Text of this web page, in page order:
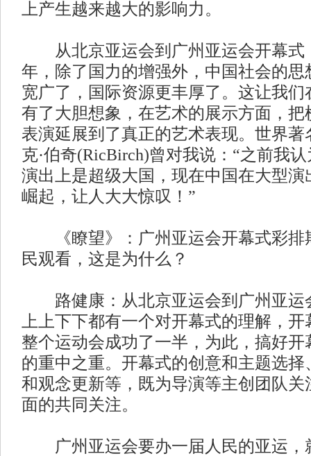
上产生越来越大的影响力。
从北京亚运会到广州亚运会开幕式
年，除了国力的增强外，中国社会的思
宽广了，国际资源更丰厚了。这让我们
有了大胆想象，在艺术的展示方面，把
表演延展到了真正的艺术表现。世界著
克·伯奇(RicBirch)曾对我说：“之前我
演出上是超级大国，现在中国在大型演
崛起，让人大大惊叹！”
《瞭望》：广州亚运会开幕式彩排
民观看，这是为什么？
路健康：从北京亚运会到广州亚运
上上下下都有一个对开幕式的理解，
整个运动会成功了一半，为此，搞好开
的重中之重。开幕式的创意和主题选择
和观念更新等，既为导演等主创团队关
面的共同关注。
广州亚运会要办一届人民的亚运，